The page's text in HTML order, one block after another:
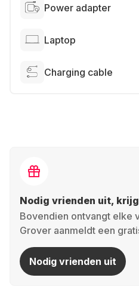
Power adapter
Laptop
Charging cable
Nodig vrienden uit,
Bovendien ontvangt elke
Grover aanmeldt een
Nodig vrienden uit